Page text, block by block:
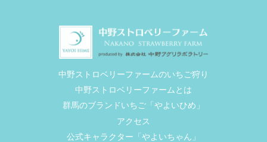
中野ストロベリーファームのいちご狩り
中野ストロベリーファームとは
群馬のブランドいちご「やよいひめ」
アクセス
公式キャラクター「やよいちゃん」